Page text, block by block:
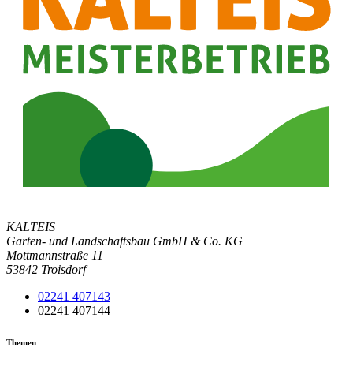
KALTEIS
Garten- und Landschaftsbau GmbH & Co. KG
Mottmannstraße 11
53842 Troisdorf
02241 407143
02241 407144
Themen